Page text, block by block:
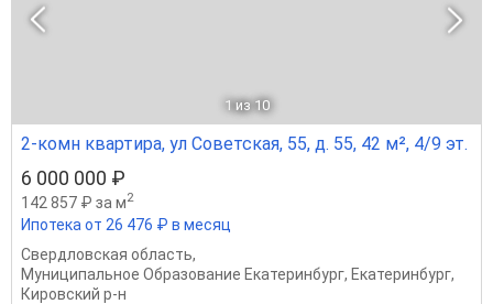
1 из 10
2-комн квартира, ул Советская, 55, д. 55, 42 м², 4/9 эт.
6 000 000 ₽
142 857 ₽ за м2
Ипотека от 26 476 ₽ в месяц
Свердловская область,
Муниципальное Образование Екатеринбург, Екатеринбург,
Кировский р-н